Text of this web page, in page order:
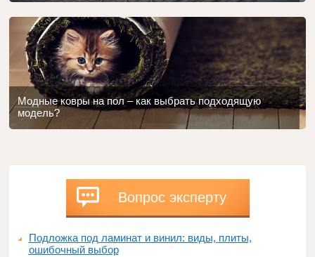
Модные ковры на пол – как выбрать подходящую
модель?
Вопрос эксперту
Подложка под ламинат и винил: виды, плиты,
ошибочный выбор